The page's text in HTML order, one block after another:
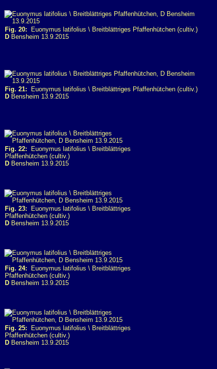
Fig. 20: Euonymus latifolius \ Breitblättriges Pfaffenhütchen (cultiv.)
D Bensheim 13.9.2015
Fig. 21: Euonymus latifolius \ Breitblättriges Pfaffenhütchen (cultiv.)
D Bensheim 13.9.2015
Fig. 22: Euonymus latifolius \ Breitblättriges
Pfaffenhütchen (cultiv.)
D Bensheim 13.9.2015
Fig. 23: Euonymus latifolius \ Breitblättriges
Pfaffenhütchen (cultiv.)
D Bensheim 13.9.2015
Fig. 24: Euonymus latifolius \ Breitblättriges
Pfaffenhütchen (cultiv.)
D Bensheim 13.9.2015
Fig. 25: Euonymus latifolius \ Breitblättriges
Pfaffenhütchen (cultiv.)
D Bensheim 13.9.2015